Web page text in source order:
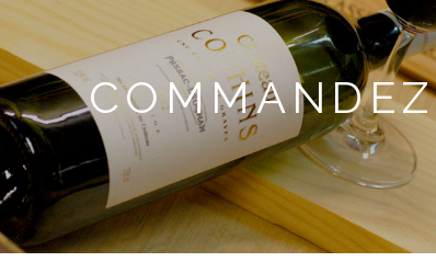
COMMANDEZ